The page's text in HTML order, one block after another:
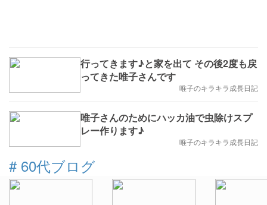
行ってきます♪と家を出て その後2度も戻
ってきた唯子さんです
唯子のキラキラ成長日記
唯子さんのためにハッカ油で虫除けスプ
レー作ります♪
唯子のキラキラ成長日記
# 60代ブログ